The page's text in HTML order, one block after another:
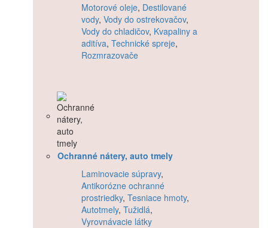
Motorové oleje, Destilované
vody, Vody do ostrekovačov,
Vody do chladičov, Kvapaliny a
aditíva, Technické spreje,
Rozmrazovače
Ochranné nátery, auto tmely
Laminovacie súpravy,
Antikorózne ochranné
prostriedky, Tesniace hmoty,
Autotmely, Tužidlá,
Vyrovnávacie látky